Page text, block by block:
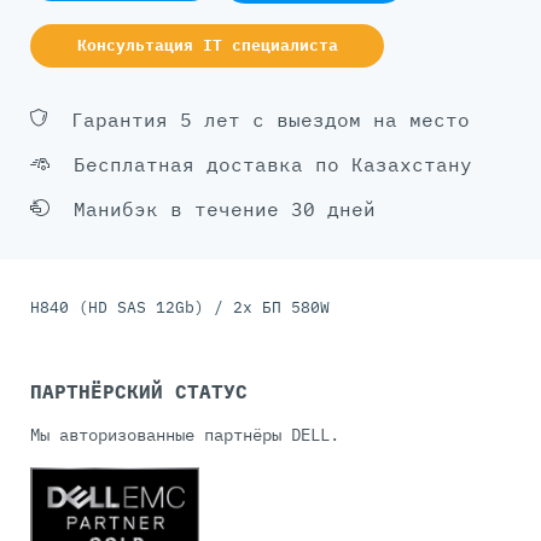
Консультация IT специалиста
Гарантия 5 лет с выездом на место
Бесплатная доставка по Казахстану
Манибэк в течение 30 дней
H840 (HD SAS 12Gb) / 2x БП 580W
ПАРТНЁРСКИЙ СТАТУС
Мы авторизованные партнёры DELL.